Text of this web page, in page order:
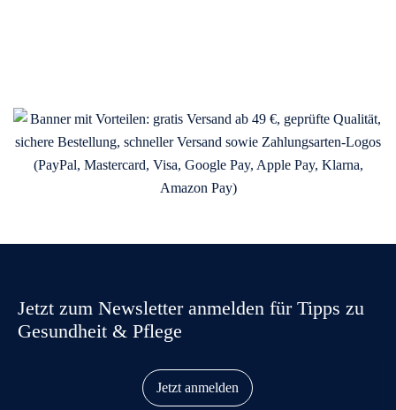
Jetzt zum Newsletter anmelden für Tipps zu
Gesundheit & Pflege
Jetzt anmelden